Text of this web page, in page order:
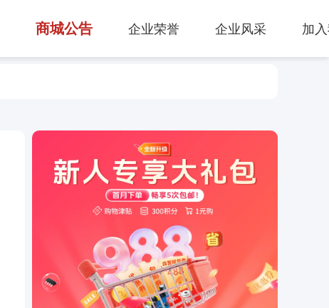
商城公告 企业荣誉 企业风采 加